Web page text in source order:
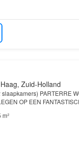
Zuid-Holland
PARTERRE
OP EEN
m²